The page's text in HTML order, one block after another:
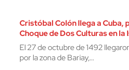
Cristóbal Colón llega a Cuba,
Choque de Dos Culturas en la
El 27 de octubre de 1492
por la zona de Bariay,…